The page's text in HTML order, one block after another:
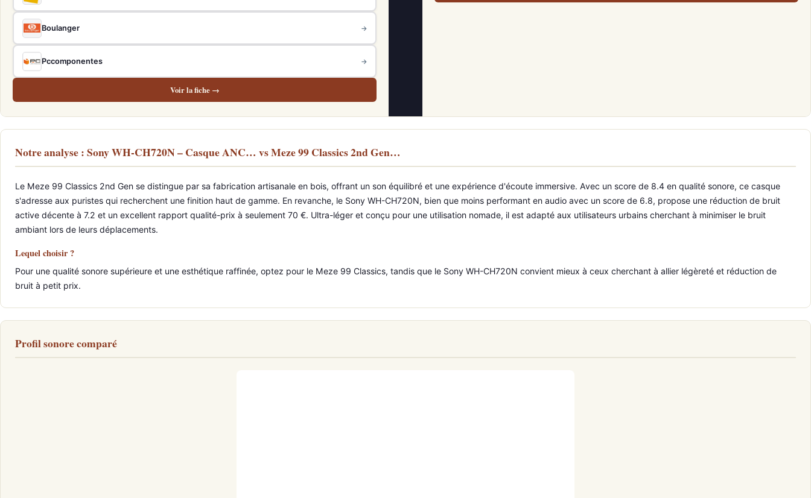
Boulanger →
Pccomponentes →
Voir la fiche →
Notre analyse : Sony WH-CH720N – Casque ANC… vs Meze 99 Classics 2nd Gen…
Le Meze 99 Classics 2nd Gen se distingue par sa fabrication artisanale en bois, offrant un son équilibré et une expérience d'écoute immersive. Avec un score de 8.4 en qualité sonore, ce casque
s'adresse aux puristes qui recherchent une finition haut de gamme. En revanche, le Sony WH-CH720N, bien que moins performant en audio avec un score de 6.8, propose une réduction de bruit
active décente à 7.2 et un excellent rapport qualité-prix à seulement 70 €. Ultra-léger et conçu pour une utilisation nomade, il est adapté aux utilisateurs urbains cherchant à minimiser le bruit
ambiant lors de leurs déplacements.
Lequel choisir ?
Pour une qualité sonore supérieure et une esthétique raffinée, optez pour le Meze 99 Classics, tandis que le Sony WH-CH720N convient mieux à ceux cherchant à allier légèreté et réduction de
bruit à petit prix.
Profil sonore comparé